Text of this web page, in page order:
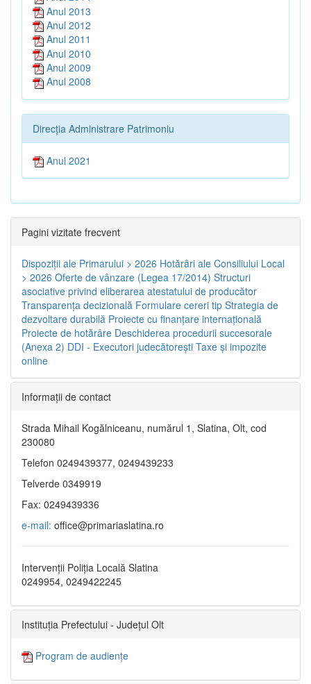
Anul 2013
Anul 2012
Anul 2011
Anul 2010
Anul 2009
Anul 2008
Direcția Administrare Patrimoniu
Anul 2021
Pagini vizitate frecvent
Dispoziţii ale Primarului > 2026 Hotărâri ale Consiliului Local
> 2026 Oferte de vânzare (Legea 17/2014) Structuri
asociative privind eliberarea atestatului de producător
Transparenţa decizională Formulare cereri tip Strategia de
dezvoltare durabilă Proiecte cu finanţare internaţională
Proiecte de hotărâre Deschiderea procedurii succesorale
(Anexa 2) DDI - Executori judecătorești Taxe şi impozite
online
Informaţii de contact
Strada Mihail Kogălniceanu, numărul 1, Slatina, Olt, cod
230080
Telefon 0249439377, 0249439233
Telverde 0349919
Fax: 0249439336
e-mail: office@primariaslatina.ro
Intervenții Poliția Locală Slatina
0249954, 0249422245
Instituția Prefectului - Județul Olt
Program de audiențe